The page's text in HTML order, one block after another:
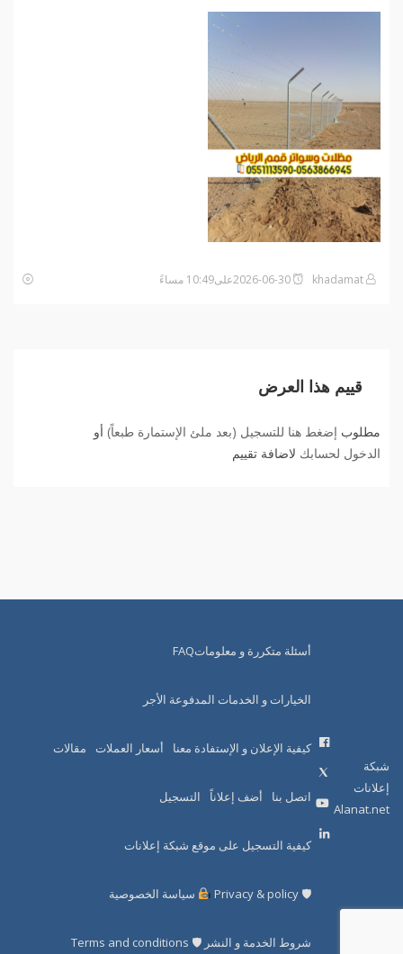
قييم هذا العرض
مطلوب إضغط هنا للتسجيل (بعد ملئ الإستمارة طبعاً) أو
الدخول لحسابك لاضافة تقييم
شبكة
إعلانات
Alanat.net
أسئلة متكررة و معلوماتFAQ
الخيارات و الخدمات المدفوعة الأجر
كيفية الإعلان و الإستفادة معنا أسعار العملات مقالات
اتصل بنا أضف إعلاناً التسجيل
كيفية التسجيل على موقع شبكة إعلانات
🛡 Privacy & policy سياسة الخصوصية
شروط الخدمة و النشر 🛡 Terms and conditions